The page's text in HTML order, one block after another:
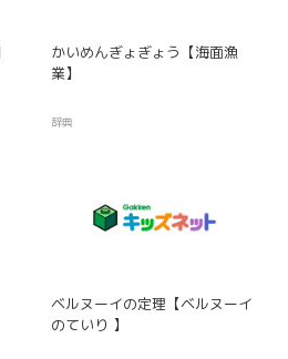
かいめんぎょぎょう【海面漁
業】
辞典
ベルヌーイの定理【ベルヌーイ
のていり 】